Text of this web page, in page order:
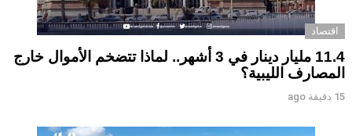
اقتصاد
11.4 مليار دينار في 3 أشهر.. لماذا تتضخم الأموال خارج
المصارف الليبية؟
15 دقيقة ago